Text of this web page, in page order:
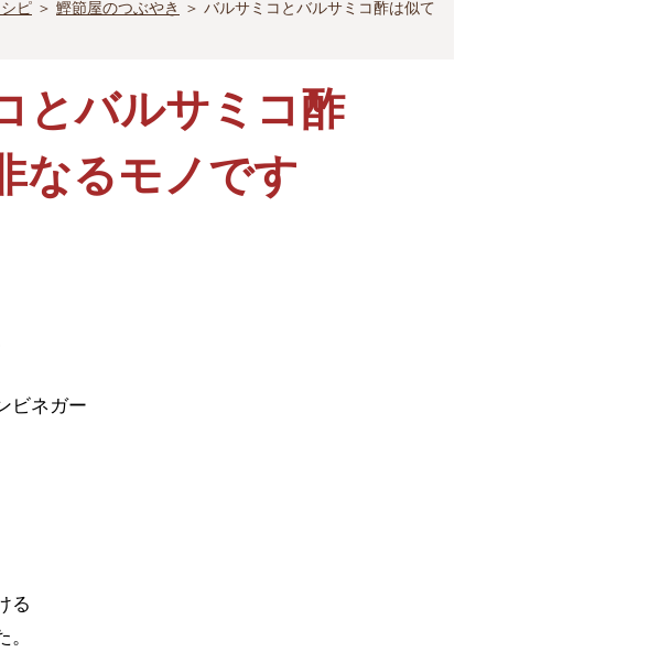
ピ ＞ 鰹節屋のつぶやき
＞ バルサミコとバルサミコ酢は似て
とバルサミコ酢
なるモノです
ビネガー
る